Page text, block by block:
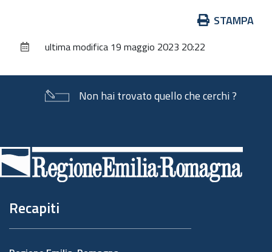
documento
STAMPA
ultima modifica 19 maggio 2023 20:22
Non hai trovato quello che cerchi ?
di
pagina
Recapiti